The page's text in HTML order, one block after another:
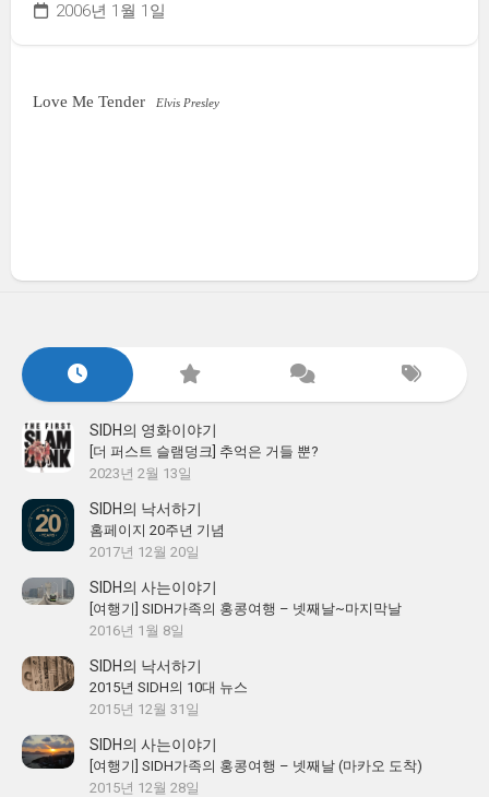
2006년 1월 1일
Love Me Tender Elvis Presley
SIDH의 영화이야기
[더 퍼스트 슬램덩크] 추억은 거들 뿐?
2023년 2월 13일
SIDH의 낙서하기
홈페이지 20주년 기념
2017년 12월 20일
SIDH의 사는이야기
[여행기] SIDH가족의 홍콩여행 – 넷째날~마지막날
2016년 1월 8일
SIDH의 낙서하기
2015년 SIDH의 10대 뉴스
2015년 12월 31일
SIDH의 사는이야기
[여행기] SIDH가족의 홍콩여행 – 넷째날 (마카오 도착)
2015년 12월 28일